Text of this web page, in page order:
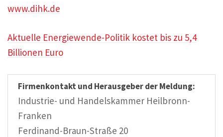
www.dihk.de
Aktuelle Energiewende-Politik kostet bis zu 5,4
Billionen Euro
Firmenkontakt und Herausgeber der Meldung:
Industrie- und Handelskammer Heilbronn-
Franken
Ferdinand-Braun-Straße 20